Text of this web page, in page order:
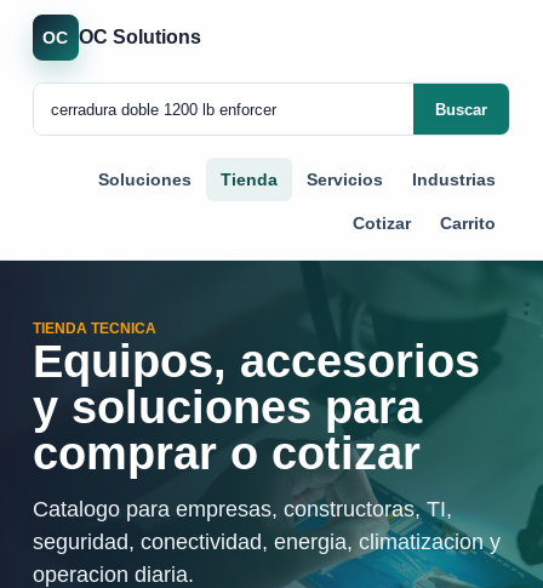
OC OC Solutions
Buscar
Soluciones Tienda Servicios Industrias
Cotizar Carrito
TIENDA TECNICA
Equipos, accesorios
y soluciones para
comprar o cotizar
Catalogo para empresas, constructoras, TI,
seguridad, conectividad, energia, climatizacion y
operacion diaria.